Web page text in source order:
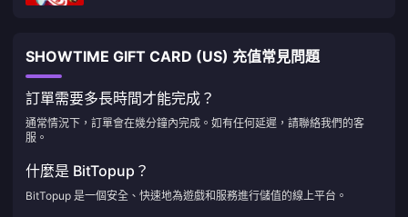
SHOWTIME GIFT CARD (US) 充值常見問題
訂單需要多長時間才能完成？
通常情況下，訂單會在幾分鐘內完成。如有任何延遲，請聯絡我們的客
服。
什麼是 BitTopup？
BitTopup 是一個安全、快速地為遊戲和服務進行儲值的線上平台。